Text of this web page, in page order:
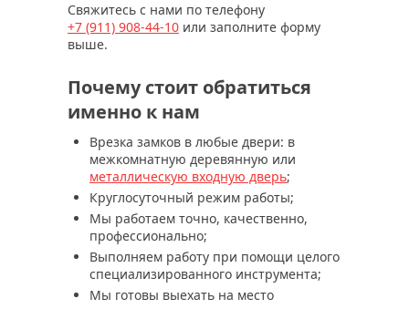
Свяжитесь с нами по телефону
+7 (911) 908-44-10 или заполните форму
выше.
Почему стоит обратиться
именно к нам
Врезка замков в любые двери: в
межкомнатную деревянную или
металлическую входную дверь;
Круглосуточный режим работы;
Мы работаем точно, качественно,
профессионально;
Выполняем работу при помощи целого
специализированного инструмента;
Мы готовы выехать на место